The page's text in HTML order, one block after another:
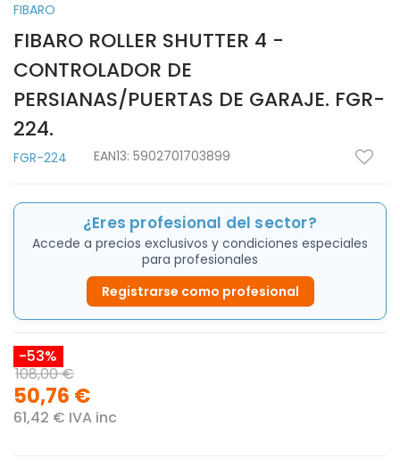
FIBARO
FIBARO ROLLER SHUTTER 4 -
CONTROLADOR DE
PERSIANAS/PUERTAS DE GARAJE. FGR-
224.
FGR-224 EAN13: 5902701703899
¿Eres profesional del sector?
Accede a precios exclusivos y condiciones especiales
para profesionales
Registrarse como profesional
-53%
108,00 €
50,76 €
61,42 € IVA inc